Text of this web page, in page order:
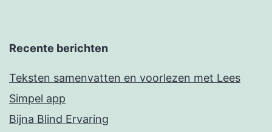
Recente berichten
Teksten samenvatten en voorlezen met Lees
Simpel app
Bijna Blind Ervaring